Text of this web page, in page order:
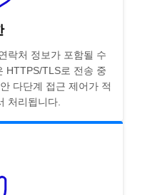
락처 정보가 포함될 수
HTTPS/TLS로 전송 중
다단계 접근 제어가 적
처리됩니다.